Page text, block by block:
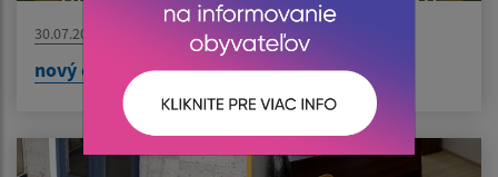
30.07.2026
nový článok